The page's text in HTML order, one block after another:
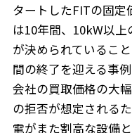
タートしたFITの固定
は10年間、10kW以
が決められているこ
間の終了を迎える事
会社の買取価格の大
の拒否が想定される
電がまた割高な設備